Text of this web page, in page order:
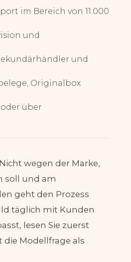
im Bereich von 11.000
und
und
Originalbox
über
wegen der Marke,
soll und am
geht den Prozess
täglich mit Kunden
lesen Sie zuerst
die Modellfrage als